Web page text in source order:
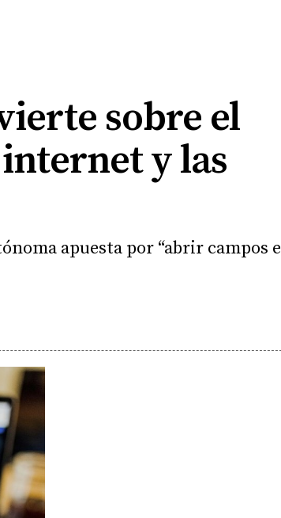
sobre el
y las
apuesta por “abrir campos e